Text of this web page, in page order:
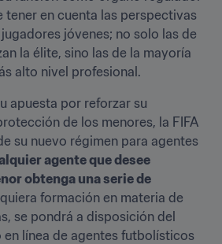
tener en cuenta las perspectivas
jóvenes; no solo las de
la élite, sino las de la mayoría
alto nivel profesional.
apuesta por reforzar su
de los menores, la FIFA
su nuevo régimen para agentes
agente que desee
obtenga una serie de
formación en materia de
se pondrá a disposición del
línea de agentes futbolísticos